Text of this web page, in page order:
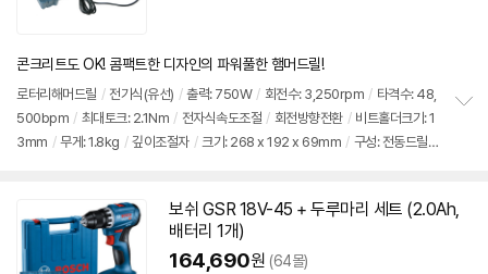
뷰
콘크리트도 OK! 콤팩트한 디자인의 파워풀한 햄머드릴!
로터리해머드릴 / 전기식(유선) / 출력: 750W / 회전수: 3,250rpm / 타격수: 48,
500bpm / 최대토크: 2.1Nm / 전자식속도조절 / 회전방향전환 / 비트홀더크기: 1
3mm / 무게: 1.8kg / 깊이조절자 / 크기: 268 x 192 x 69mm / 구성: 전동드릴
보쉬 GSR 18V-45 + 두루마리 세트 (2.0Ah,
배터리 1개)
164,690원 (64몰)